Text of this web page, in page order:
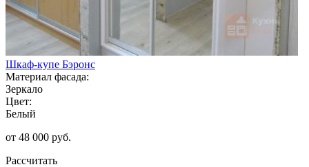
Шкаф-купе Бэронс
Материал фасада:
Зеркало
Цвет:
Белый
от 48 000 руб.
Рассчитать